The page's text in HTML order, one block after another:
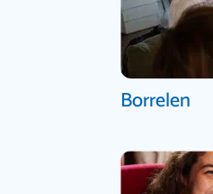
Borrelen